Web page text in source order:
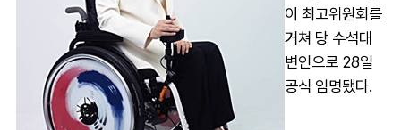
이 최고위원회를
거쳐 당 수석대
변인으로 28일
공식 임명됐다.